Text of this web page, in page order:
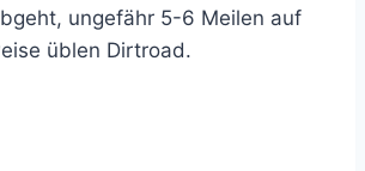
ungefähr 5-6 Meilen auf
üblen Dirtroad.